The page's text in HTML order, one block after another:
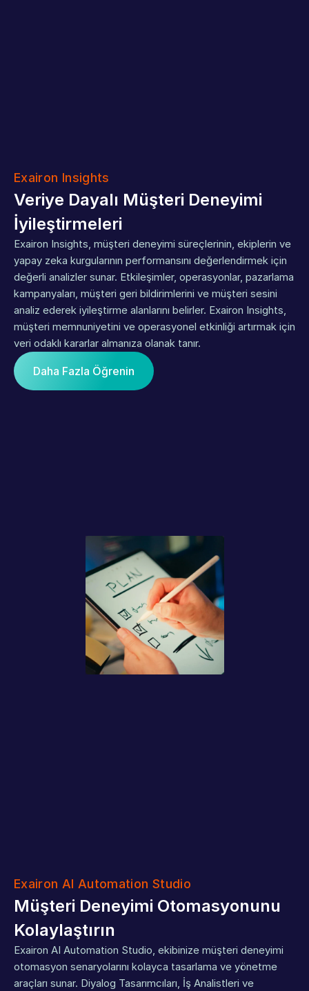
Exairon Insights
Veriye Dayalı Müşteri Deneyimi
İyileştirmeleri
Exairon Insights, müşteri deneyimi süreçlerinin, ekiplerin ve
yapay zeka kurgularının performansını değerlendirmek için
değerli analizler sunar. Etkileşimler, operasyonlar, pazarlama
kampanyaları, müşteri geri bildirimlerini ve müşteri sesini
analiz ederek iyileştirme alanlarını belirler. Exairon Insights,
müşteri memnuniyetini ve operasyonel etkinliği artırmak için
veri odaklı kararlar almanıza olanak tanır.
Daha Fazla Öğrenin
Exairon AI Automation Studio
Müşteri Deneyimi Otomasyonunu
Kolaylaştırın
Exairon AI Automation Studio, ekibinize müşteri deneyimi
otomasyon senaryolarını kolayca tasarlama ve yönetme
araçları sunar. Diyalog Tasarımcıları, İş Analistleri ve